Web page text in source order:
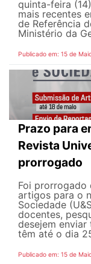
quinta-feira
mais recentes
de Referência
Ministério da
Publicado em: 15 de
Prazo para
Revista
prorrogado
Foi prorrogado
artigos para o
Sociedade
docentes,
desejem
têm até o dia
Publicado em: 15 de